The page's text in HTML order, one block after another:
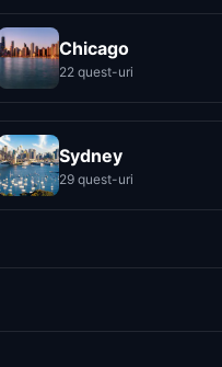
Chicago
22 quest-uri
Sydney
29 quest-uri